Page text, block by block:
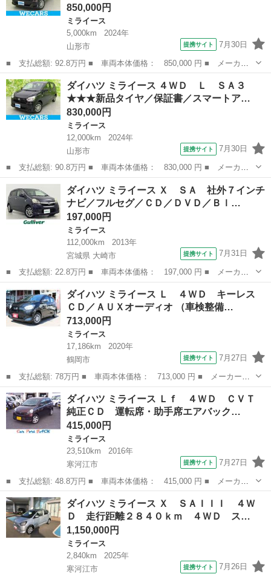
850,000円
ミライース
5,000km
2024年
山形市
提携サイト 7月30日
■ 支払総額: 92.8万円 ■ 車両本体価格： 850,000 円 ■ メーカー
名： ダイハツ ■ 車種名： ミライース ■ グレード名： ４Ｗ
Ｄ Ｌ ＳＡ３ スマートアシスト（トヨタ・ダイハツ）／ＡＢＳ／
禁煙車／パワー...
山形 山形市 ミライース
ダイハツ ミライース ４ＷＤ Ｌ ＳＡ３
★★★新品タイヤ／保証書／スマートア…
830,000円
ミライース
12,000km
2024年
山形市
提携サイト 7月30日
■ 支払総額: 90.8万円 ■ 車両本体価格： 830,000 円 ■ メーカー
名： ダイハツ ■ 車種名： ミライース ■ グレード名： ４Ｗ
Ｄ Ｌ ＳＡ３ ★★★新品タイヤ／保証書／スマートアシスト（ト
ヨタ・ダイハツ...
山形 山形市 ミライース
ダイハツ ミライース Ｘ ＳＡ 社外７インチ
ナビ／フルセグ／ＣＤ／ＤＶＤ／Ｂｌ…
197,000円
ミライース
112,000km
2013年
宮城県 大崎市
提携サイト 7月31日
■ 支払総額: 22.8万円 ■ 車両本体価格： 197,000 円 ■ メーカー
名： ダイハツ ■ 車種名： ミライース ■ グレード名： Ｘ Ｓ
Ａ 社外７インチナビ／フルセグ／ＣＤ／ＤＶＤ／Ｂｌｕｅｔｏｏｔ
ｈ／ドライブ...
宮城 大崎市 ミライース
ダイハツ ミライース Ｌ ４ＷＤ キーレス
ＣＤ／ＡＵＸオーディオ （車検整備…
713,000円
ミライース
17,186km
2020年
鶴岡市
提携サイト 7月27日
■ 支払総額: 78万円 ■ 車両本体価格： 713,000 円 ■ メーカー
名： ダイハツ ■ 車種名： ミライース ■ グレード名： Ｌ ４
ＷＤ キーレス ＣＤ／ＡＵＸオーディオ ■ 排気量： 660cc ■ ド
ア枚数...
山形 鶴岡市 ミライース
ダイハツ ミライース Ｌｆ ４ＷＤ ＣＶＴ
純正ＣＤ 運転席・助手席エアバック…
415,000円
ミライース
23,510km
2016年
寒河江市
提携サイト 7月27日
■ 支払総額: 48.8万円 ■ 車両本体価格： 415,000 円 ■ メーカー
名： ダイハツ ■ 車種名： ミライース ■ グレード名： Ｌｆ
４ＷＤ ＣＶＴ 純正ＣＤ 運転席・助手席エアバック ＡＢＳ パ
ワーウィンド...
山形 寒河江市
ダイハツ ミライース Ｘ ＳＡＩＩＩ ４Ｗ
Ｄ 走行距離２８４０ｋｍ ４ＷＤ ス…
1,150,000円
ミライース
2,840km
2025年
寒河江市
提携サイト 7月26日